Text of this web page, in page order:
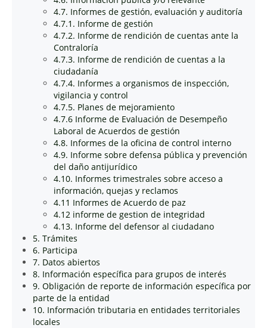
4.7. Informes de gestión, evaluación y auditoría
4.7.1. Informe de gestión
4.7.2. Informe de rendición de cuentas ante la
Contraloría
4.7.3. Informe de rendición de cuentas a la
ciudadanía
4.7.4. Informes a organismos de inspección,
vigilancia y control
4.7.5. Planes de mejoramiento
4.7.6 Informe de Evaluación de Desempeño
Laboral de Acuerdos de gestión
4.8. Informes de la oficina de control interno
4.9. Informe sobre defensa pública y prevención
del daño antijurídico
4.10. Informes trimestrales sobre acceso a
información, quejas y reclamos
4.11 Informes de Acuerdo de paz
4.12 informe de gestion de integridad
4.13. Informe del defensor al ciudadano
5. Trámites
6. Participa
7. Datos abiertos
8. Información específica para grupos de interés
9. Obligación de reporte de información específica por
parte de la entidad
10. Información tributaria en entidades territoriales
locales